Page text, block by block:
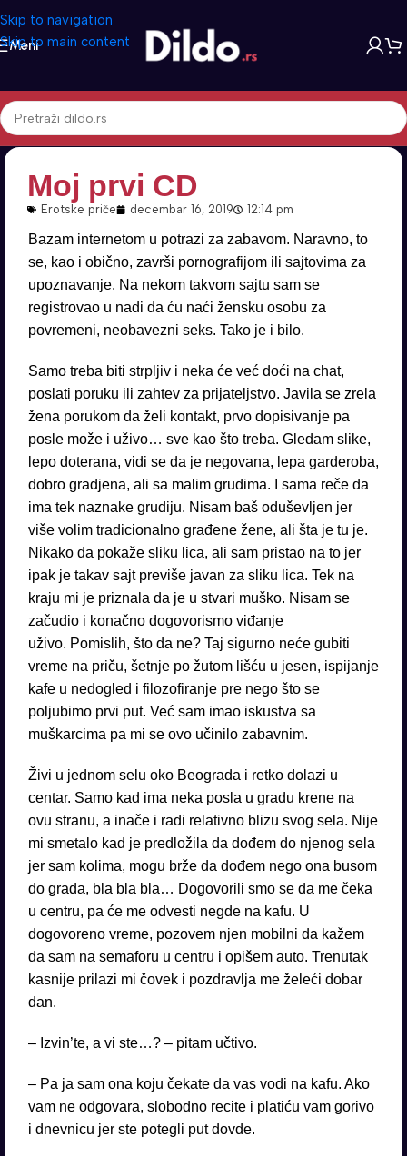
Skip to navigation
Skip to main content
Meni
Moj prvi CD
Erotske priče decembar 16, 2019 12:14 pm
Bazam internetom u potrazi za zabavom. Naravno, to
se, kao i obično, završi pornografijom ili sajtovima za
upoznavanje. Na nekom takvom sajtu sam se
registrovao u nadi da ću naći žensku osobu za
povremeni, neobavezni seks. Tako je i bilo.
Samo treba biti strpljiv i neka će već doći na chat,
poslati poruku ili zahtev za prijateljstvo. Javila se zrela
žena porukom da želi kontakt, prvo dopisivanje pa
posle može i uživo… sve kao što treba. Gledam slike,
lepo doterana, vidi se da je negovana, lepa garderoba,
dobro gradjena, ali sa malim grudima. I sama reče da
ima tek naznake grudiju. Nisam baš oduševljen jer
više volim tradicionalno građene žene, ali šta je tu je.
Nikako da pokaže sliku lica, ali sam pristao na to jer
ipak je takav sajt previše javan za sliku lica. Tek na
kraju mi je priznala da je u stvari muško. Nisam se
začudio i konačno dogovorismo viđanje
uživo. Pomislih, što da ne? Taj sigurno neće gubiti
vreme na priču, šetnje po žutom lišću u jesen, ispijanje
kafe u nedogled i filozofiranje pre nego što se
poljubimo prvi put. Već sam imao iskustva sa
muškarcima pa mi se ovo učinilo zabavnim.
Živi u jednom selu oko Beograda i retko dolazi u
centar. Samo kad ima neka posla u gradu krene na
ovu stranu, a inače i radi relativno blizu svog sela. Nije
mi smetalo kad je predložila da dođem do njenog sela
jer sam kolima, mogu brže da dođem nego ona busom
do grada, bla bla bla… Dogovorili smo se da me čeka
u centru, pa će me odvesti negde na kafu. U
dogovoreno vreme, pozovem njen mobilni da kažem
da sam na semaforu u centru i opišem auto. Trenutak
kasnije prilazi mi čovek i pozdravlja me želeći dobar
dan.
– Izvin’te, a vi ste…? – pitam učtivo.
– Pa ja sam ona koju čekate da vas vodi na kafu. Ako
vam ne odgovara, slobodno recite i platiću vam gorivo
i dnevnicu jer ste potegli put dovde.